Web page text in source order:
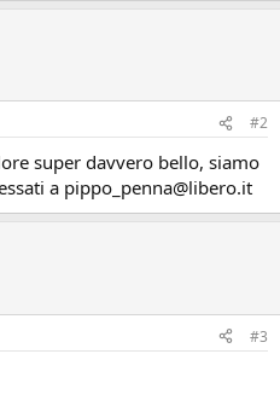
#2
super davvero bello, siamo
a pippo_penna@libero.it
#3